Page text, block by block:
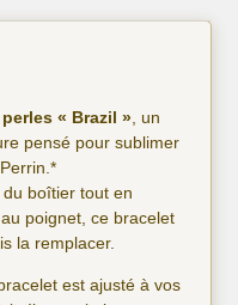
« Brazil » , un
pensé pour sublimer
du boîtier tout en
poignet, ce bracelet
la remplacer.
est ajusté à vos